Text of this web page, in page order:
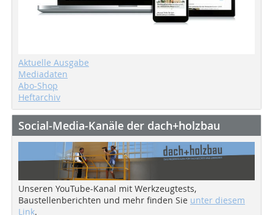
Aktuelle Ausgabe
Mediadaten
Abo-Shop
Heftarchiv
Social-Media-Kanäle der dach+holzbau
Unseren YouTube-Kanal mit Werkzeugtests,
Baustellenberichten und mehr finden Sie unter diesem
Link.